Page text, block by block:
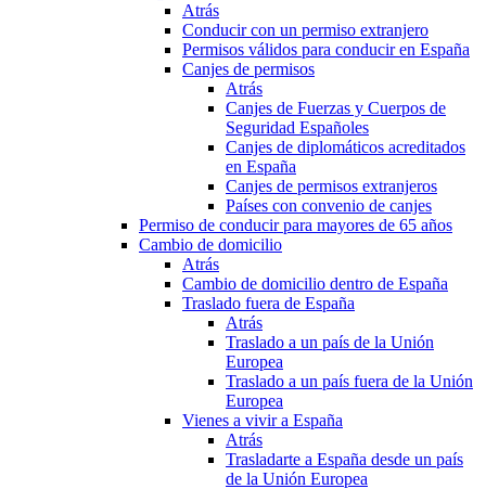
Atrás
Conducir con un permiso extranjero
Permisos válidos para conducir en España
Canjes de permisos
Atrás
Canjes de Fuerzas y Cuerpos de
Seguridad Españoles
Canjes de diplomáticos acreditados
en España
Canjes de permisos extranjeros
Países con convenio de canjes
Permiso de conducir para mayores de 65 años
Cambio de domicilio
Atrás
Cambio de domicilio dentro de España
Traslado fuera de España
Atrás
Traslado a un país de la Unión
Europea
Traslado a un país fuera de la Unión
Europea
Vienes a vivir a España
Atrás
Trasladarte a España desde un país
de la Unión Europea